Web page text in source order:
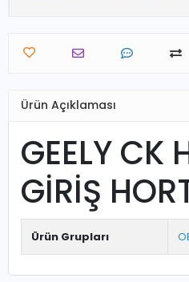
Ürün Açıklaması
GEELY CK
GİRİŞ
Ürün Grupları